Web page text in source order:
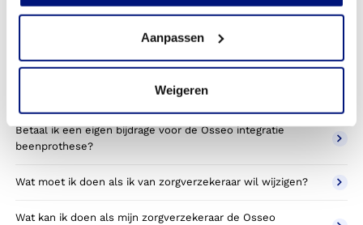
Aanpassen
Weigeren
beenprothese prothese?
sporten betaald door mijn zorgverzekering?
Betaal ik een eigen bijdrage voor de Osseo integratie
beenprothese?
Wat moet ik doen als ik van zorgverzekeraar wil wijzigen?
Wat kan ik doen als mijn zorgverzekeraar de Osseo